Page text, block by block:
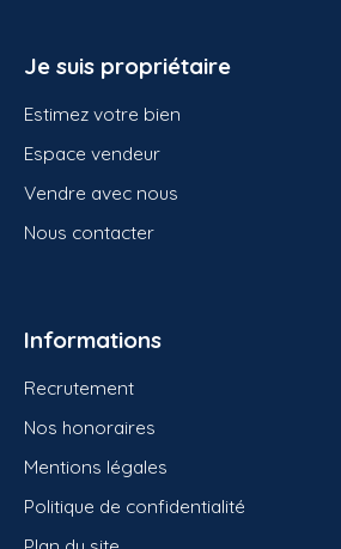
Je suis propriétaire
Estimez votre bien
Espace vendeur
Vendre avec nous
Nous contacter
Informations
Recrutement
Nos honoraires
Mentions légales
Politique de confidentialité